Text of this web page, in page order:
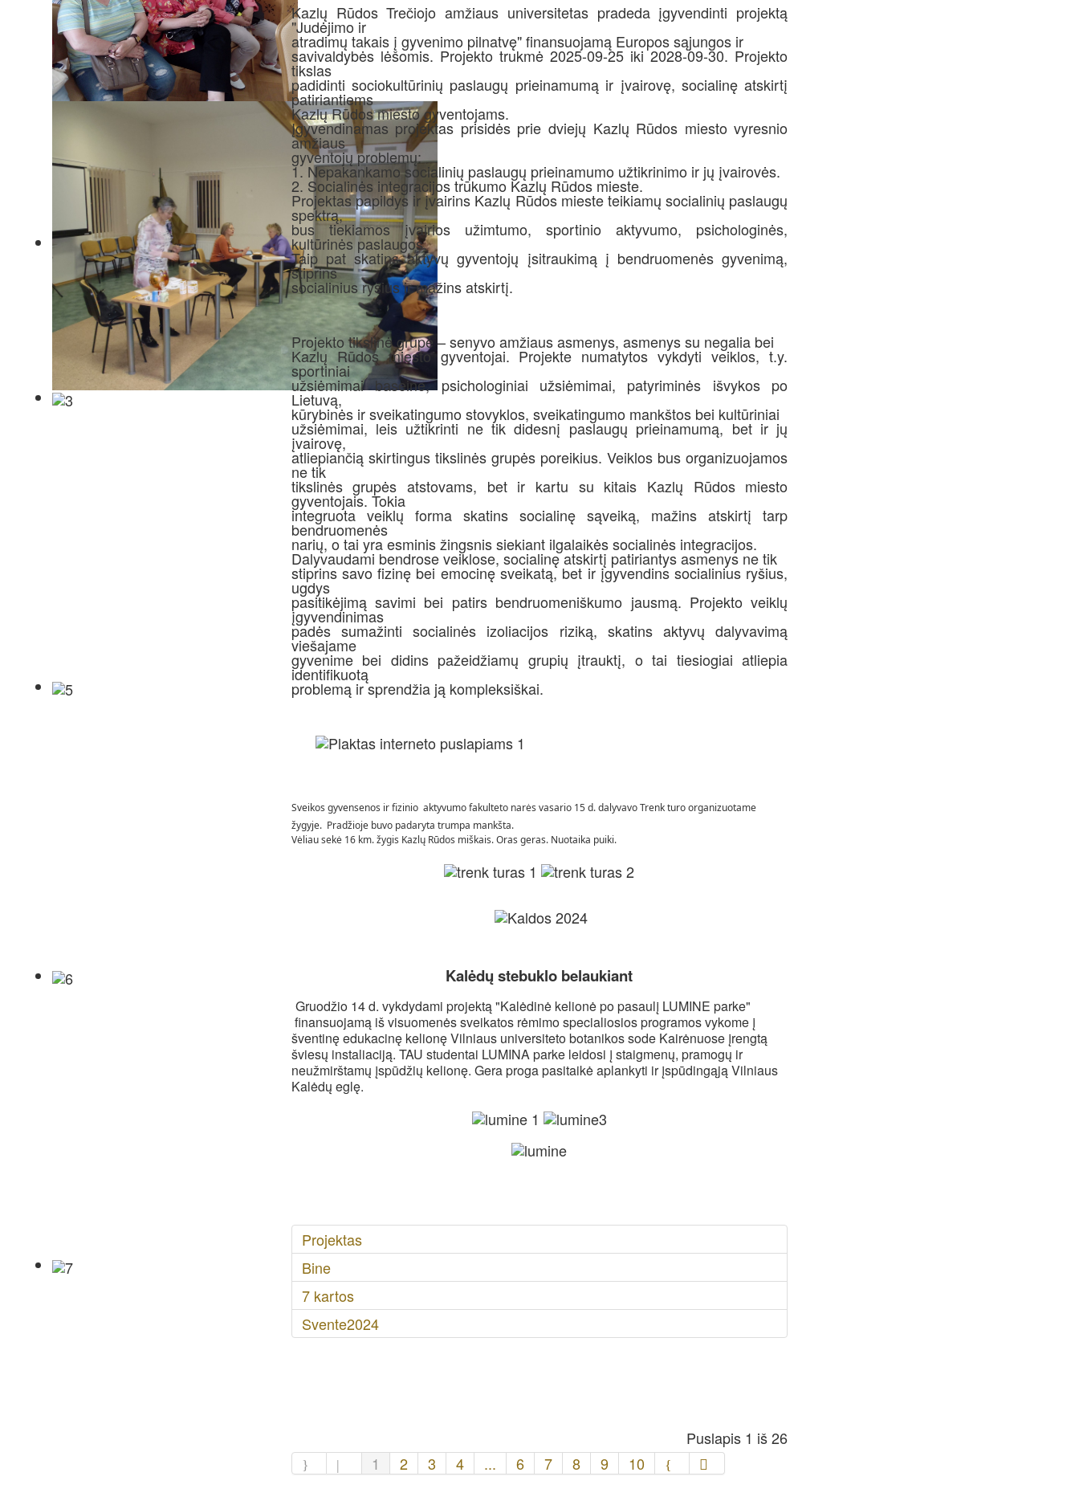
Kazlų Rūdos Trečiojo amžiaus universitetas pradeda įgyvendinti projektą
"Judėjimo ir
atradimų takais į gyvenimo pilnatvę" finansuojamą Europos sąjungos ir
savivaldybės lėšomis. Projekto trukmė 2025-09-25 iki 2028-09-30. Projekto
tikslas
padidinti sociokultūrinių paslaugų prieinamumą ir įvairovę, socialinę atskirtį
patiriantiems
Kazlų Rūdos miesto gyventojams.
Įgyvendinamas projektas prisidės prie dviejų Kazlų Rūdos miesto vyresnio
amžiaus
gyventojų problemų:
1. Nepakankamo socialinių paslaugų prieinamumo užtikrinimo ir jų įvairovės.
2. Socialinės integracijos trūkumo Kazlų Rūdos mieste.
Projektas papildys ir įvairins Kazlų Rūdos mieste teikiamų socialinių paslaugų
spektrą,
bus tiekiamos įvairios užimtumo, sportinio aktyvumo, psichologinės,
kultūrinės paslaugos.
Taip pat skatins aktyvų gyventojų įsitraukimą į bendruomenės gyvenimą,
stiprins
socialinius ryšius ir mažins atskirtį.
Projekto tikslinė grupė – senyvo amžiaus asmenys, asmenys su negalia bei
Kazlų Rūdos miesto gyventojai. Projekte numatytos vykdyti veiklos, t.y.
sportiniai
užsiėmimai baseine, psichologiniai užsiėmimai, patyriminės išvykos po
Lietuvą,
kūrybinės ir sveikatingumo stovyklos, sveikatingumo mankštos bei kultūriniai
užsiėmimai, leis užtikrinti ne tik didesnį paslaugų prieinamumą, bet ir jų
įvairovę,
atliepiančią skirtingus tikslinės grupės poreikius. Veiklos bus organizuojamos
ne tik
tikslinės grupės atstovams, bet ir kartu su kitais Kazlų Rūdos miesto
gyventojais. Tokia
integruota veiklų forma skatins socialinę sąveiką, mažins atskirtį tarp
bendruomenės
narių, o tai yra esminis žingsnis siekiant ilgalaikės socialinės integracijos.
Dalyvaudami bendrose veiklose, socialinę atskirtį patiriantys asmenys ne tik
stiprins savo fizinę bei emocinę sveikatą, bet ir įgyvendins socialinius ryšius,
ugdys
pasitikėjimą savimi bei patirs bendruomeniškumo jausmą. Projekto veiklų
įgyvendinimas
padės sumažinti socialinės izoliacijos riziką, skatins aktyvų dalyvavimą
viešajame
gyvenime bei didins pažeidžiamų grupių įtrauktį, o tai tiesiogiai atliepia
identifikuotą
problemą ir sprendžia ją kompleksiškai.
Sveikos gyvensenos ir fizinio aktyvumo fakulteto narės vasario 15 d. dalyvavo Trenk turo organizuotame
žygyje. Pradžioje buvo padaryta trumpa mankšta.
Vėliau sekė 16 km. žygis Kazlų Rūdos miškais. Oras geras. Nuotaika puiki.
Kalėdų stebuklo belaukiant
Gruodžio 14 d. vykdydami projektą "Kalėdinė kelionė po pasaulį LUMINE parke"
finansuojamą iš visuomenės sveikatos rėmimo specialiosios programos vykome į
šventinę edukacinę kelionę Vilniaus universiteto botanikos sode Kairėnuose įrengtą
šviesų instaliaciją. TAU studentai LUMINA parke leidosi į staigmenų, pramogų ir
neužmirštamų įspūdžių kelionę. Gera proga pasitaikė aplankyti ir įspūdingąją Vilniaus
Kalėdų eglę.
Projektas
Bine
7 kartos
Svente2024
Puslapis 1 iš 26
1
2 3 4 ... 6 7 8 9 10